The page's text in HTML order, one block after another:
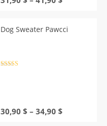
through
Dog Sweater Pawcci
30,90 $ – 34,90 $